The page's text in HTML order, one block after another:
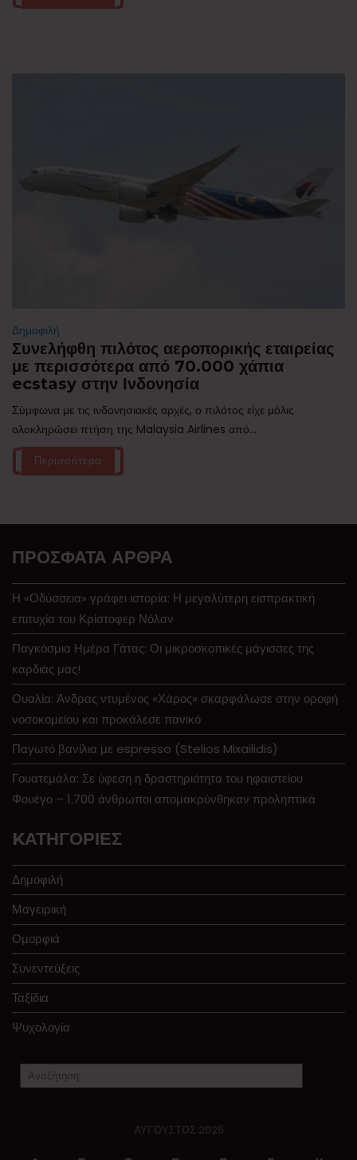
Δημοφιλή
Συνελήφθη πιλότος αεροπορικής εταιρείας
με περισσότερα από 70.000 χάπια
ecstasy στην Ινδονησία
Σύμφωνα με τις ινδονησιακές αρχές, ο πιλότος είχε μόλις
ολοκληρώσει πτήση της Malaysia Airlines από...
Περισσότερα
ΠΡΌΣΦΑΤΑ ΆΡΘΡΑ
Η «Οδύσσεια» γράφει ιστορία: Η μεγαλύτερη εισπρακτική
επιτυχία του Κρίστοφερ Νόλαν
Παγκόσμια Ημέρα Γάτας: Οι μικροσκοπικές μάγισσες της
καρδιάς μας!
Ουαλία: Άνδρας ντυμένος «Χάρος» σκαρφάλωσε στην οροφή
νοσοκομείου και προκάλεσε πανικό
Παγωτό βανίλια με espresso (Stelios Mixailidis)
Γουατεμάλα: Σε ύφεση η δραστηριότητα του ηφαιστείου
Φουέγο – 1.700 άνθρωποι απομακρύνθηκαν προληπτικά
KΑΤΗΓΟΡΊΕΣ
Δημοφιλή
Μαγειρική
Ομορφιά
Συνεντεύξεις
Ταξίδια
Ψυχολογία
ΑΎΓΟΥΣΤΟΣ 2025